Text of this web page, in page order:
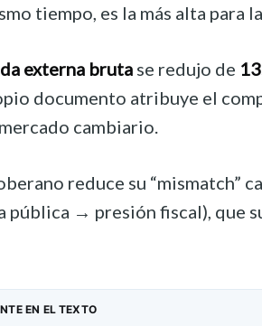
tiempo, es la más alta para
externa bruta se redujo de
documento atribuye el
cambiario.
reduce su “mismatch”
→ presión fiscal),
EN EL TEXTO